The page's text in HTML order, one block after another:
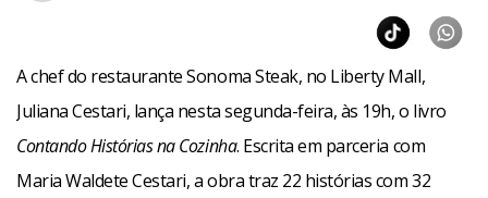
A chef do restaurante Sonoma Steak, no Liberty Mall,
Juliana Cestari, lança nesta segunda-feira, às 19h, o livro
Contando Histórias na Cozinha. Escrita em parceria com
Maria Waldete Cestari, a obra traz 22 histórias com 32